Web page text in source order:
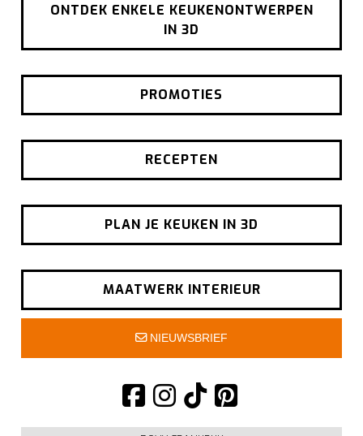
ONTDEK ENKELE KEUKENONTWERPEN
IN 3D
PROMOTIES
RECEPTEN
PLAN JE KEUKEN IN 3D
MAATWERK INTERIEUR
NIEUWSBRIEF